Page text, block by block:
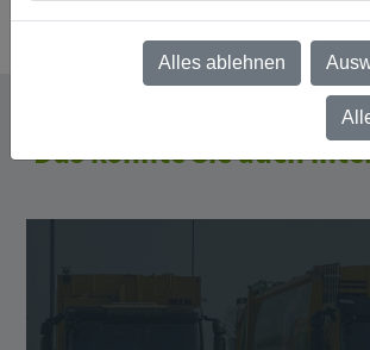
Das könnte Sie auch
Alles ablehnen